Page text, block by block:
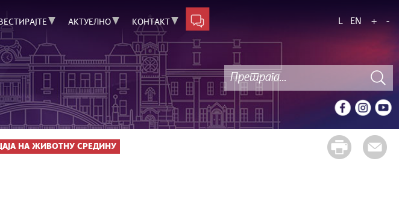
АКТУЕЛНО КОНТАКТ L EN + -
НА ЖИВОТНУ СРЕДИНУ